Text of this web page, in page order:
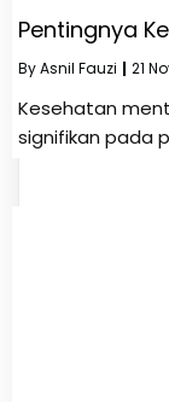
Pentingnya
ByAsnil Fauzi | 21
Kesehatan
signifikan pada